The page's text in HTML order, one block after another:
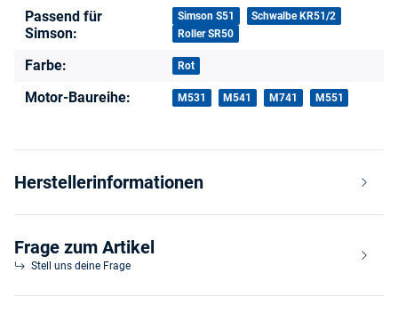
Produkteigenschaft
Wert
Passend für
Simson:
Simson S51
Schwalbe KR51/2
Roller SR50
Farbe: Rot
Motor-Baureihe: M531 M541 M741 M551
Herstellerinformationen
Frage zum Artikel
Stell uns deine Frage